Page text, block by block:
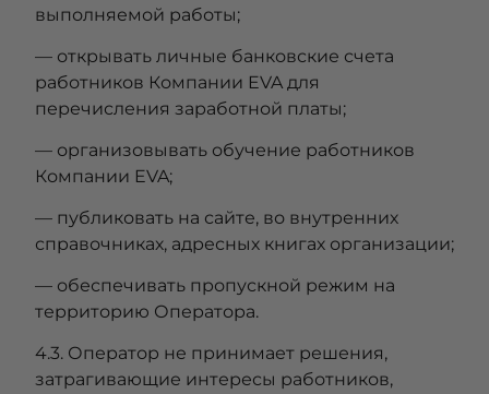
выполняемой работы;
— открывать личные банковские счета
работников Компании EVA для
перечисления заработной платы;
— организовывать обучение работников
Компании EVA;
— публиковать на сайте, во внутренних
справочниках, адресных книгах организации;
— обеспечивать пропускной режим на
территорию Оператора.
4.3. Оператор не принимает решения,
затрагивающие интересы работников,